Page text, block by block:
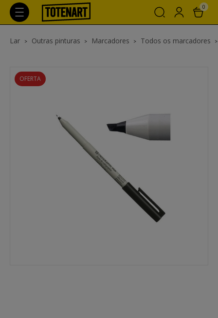
0
Lar Outras pinturas Marcadores Todos os marcadores
OFERTA